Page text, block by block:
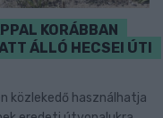
KORÁBBAN
ÁLLÓ HECSEI ÚTI
közlekedő használhatja